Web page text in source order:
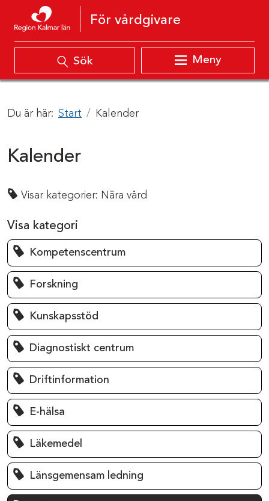
Hoppa till innehåll
För vårdgivare
Sök Meny
Du är här: Start Kalender
Kalender
Visar kategorier: Nära vård
Visa kategori
Kompetenscentrum
Forskning
Kunskapsstöd
Diagnostiskt centrum
Driftinformation
E-hälsa
Läkemedel
Länsgemensam ledning